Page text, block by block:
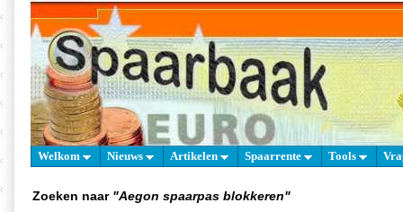
Welkom Nieuws Artikelen Spaarrente Tools
Zoeken naar "Aegon spaarpas blokkeren"